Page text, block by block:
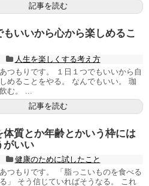
記事を読む
もいいから心から楽しめるこ
人生を楽しくする考え方
つもりです。 １日１つでもいいから自
めることをやる。 なんでもいい。 珈
む。 ...
記事を読む
体質とか年齢とかいう枠には
がいい
健康のために試したこと
つもりです。 「脂っこいものを食べる
」 そう信じていればそうなる。 これ